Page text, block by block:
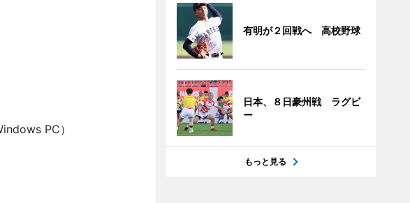
PC）
有明が２回戦へ 高校野球
日本、８日豪州戦 ラグビ
ー
もっと見る